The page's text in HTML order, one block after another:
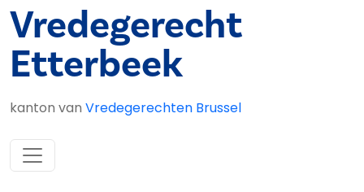
Vredegerecht
Etterbeek
kanton van Vredegerechten Brussel